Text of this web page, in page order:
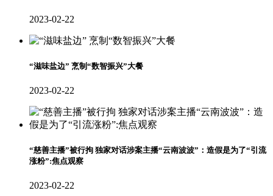
2023-02-22
“滋味盐边” 烹制“数智振兴”大餐
2023-02-22
“慈善主播”被行拘 独家对话涉案主播“云南波波”：造假是为了“引流
涨粉”:焦点观察
2023-02-22